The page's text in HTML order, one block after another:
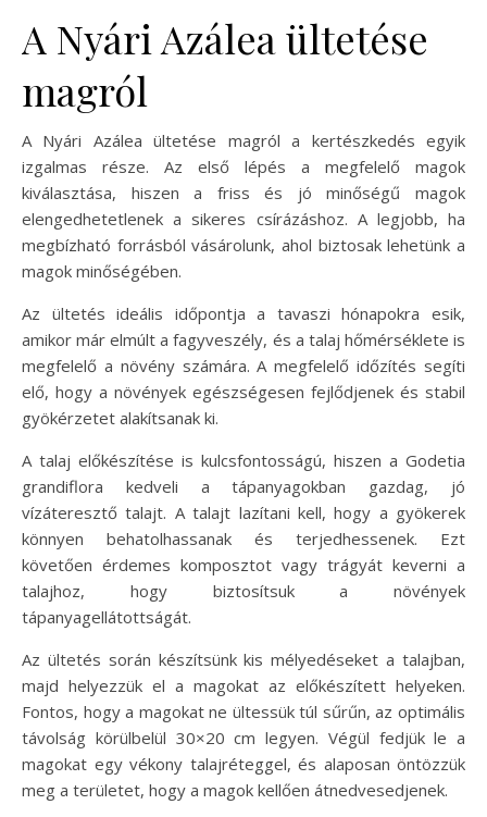
A Nyári Azálea ültetése
magról
A Nyári Azálea ültetése magról a kertészkedés egyik
izgalmas része. Az első lépés a megfelelő magok
kiválasztása, hiszen a friss és jó minőségű magok
elengedhetetlenek a sikeres csírázáshoz. A legjobb, ha
megbízható forrásból vásárolunk, ahol biztosak lehetünk a
magok minőségében.
Az ültetés ideális időpontja a tavaszi hónapokra esik,
amikor már elmúlt a fagyveszély, és a talaj hőmérséklete is
megfelelő a növény számára. A megfelelő időzítés segíti
elő, hogy a növények egészségesen fejlődjenek és stabil
gyökérzetet alakítsanak ki.
A talaj előkészítése is kulcsfontosságú, hiszen a Godetia
grandiflora kedveli a tápanyagokban gazdag, jó
vízáteresztő talajt. A talajt lazítani kell, hogy a gyökerek
könnyen behatolhassanak és terjedhessenek. Ezt
követően érdemes komposztot vagy trágyát keverni a
talajhoz, hogy biztosítsuk a növények
tápanyagellátottságát.
Az ültetés során készítsünk kis mélyedéseket a talajban,
majd helyezzük el a magokat az előkészített helyeken.
Fontos, hogy a magokat ne ültessük túl sűrűn, az optimális
távolság körülbelül 30×20 cm legyen. Végül fedjük le a
magokat egy vékony talajréteggel, és alaposan öntözzük
meg a területet, hogy a magok kellően átnedvesedjenek.